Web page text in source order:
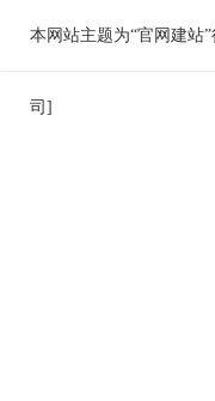
本网站主题为“官网建站
司]